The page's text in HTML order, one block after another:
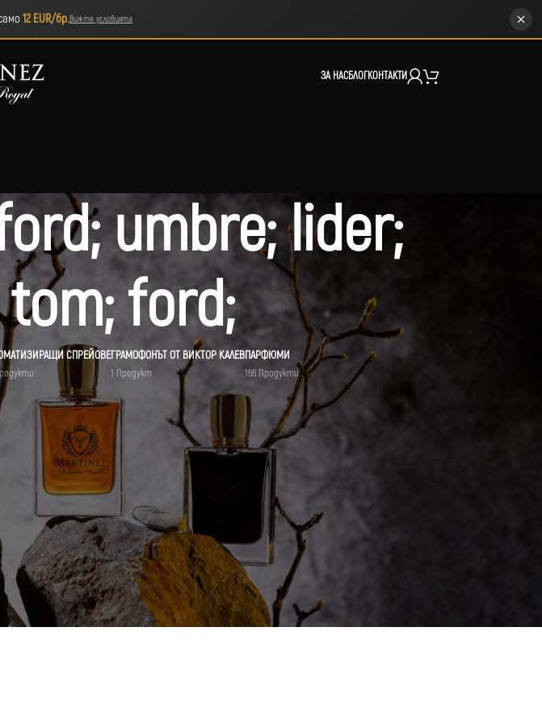
12 EUR/бр.Вижте условията
ЗА НАСБЛОГКОНТАКТИ
umbre; lider;
ford;
СПРЕЙОВЕГРАМОФОНЪТ ОТ ВИКТОР КАЛЕВ
1 Продукт
ПАРФЮМИ
166 Продукти
leater; tom; ford;“ 18 24